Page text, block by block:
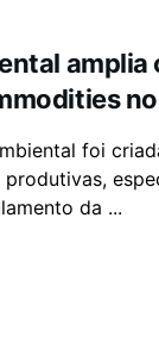
amplia
foi
da ...